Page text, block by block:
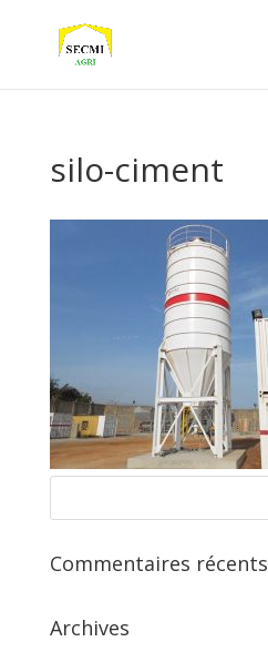
silo-ciment
Commentaires récents
Archives